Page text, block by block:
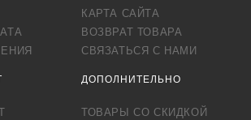
КАРТА САЙТА
ВОЗВРАТ ТОВАРА
СВЯЗАТЬСЯ С НАМИ
ДОПОЛНИТЕЛЬНО
ТОВАРЫ СО СКИДКОЙ